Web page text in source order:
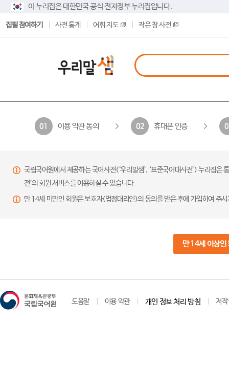
이 누리집은 대한민국 공식 전자정부 누리집입니다.
집필 참여하기 사전 통계 어휘 지도 작은 창 사전
01 이용 약관 동의 02 휴대폰 인증
국립국어원에서 제공하는 국어사전(‘우리말샘’, ‘표준국어대사전’) 누리집
전’의 회원 서비스를 이용하실 수 있습니다.
만 14세 미만인 회원은 보호자(법정대리인)의 동의를 받은 후에 가입하여 주
만 14세 이상인
도움말 이용 약관 개인 정보 처리 방침 저